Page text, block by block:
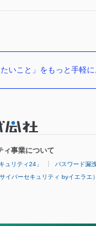
いこと」をもっと手軽
ィ事業について
ュリティ24」 パスワード漏
イバーセキュリティ byイエラエ）